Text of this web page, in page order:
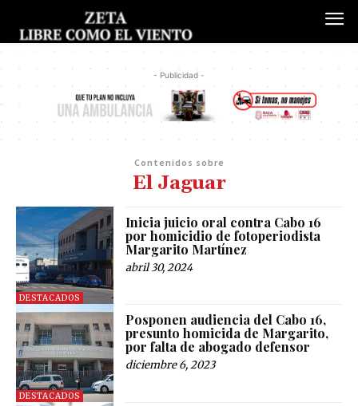
- Publicidad -
Contenidos sobre
El Jaguar
DESTACADOS
Inicia juicio oral contra Cabo 16
por homicidio de fotoperiodista
Margarito Martínez
abril 30, 2024
DESTACADOS
Posponen audiencia del Cabo 16,
presunto homicida de Margarito,
por falta de abogado defensor
diciembre 6, 2023